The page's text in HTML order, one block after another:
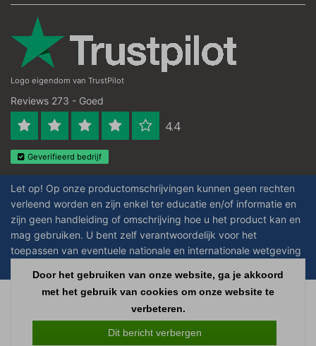
Logo eigendom van TrustPilot
Reviews 273 - Goed
4.4
Geverifieerd bedrijf
Let op! Op onze productomschrijvingen kunnen geen rechten
verleend worden en zijn enkel ter educatie en/of informatie en
zijn geen handleiding of omschrijving hoe u het product kan en
mag gebruiken. U bent zelf verantwoordelijk voor het
toepassen van eventuele nationale en internationale wetgeving
Copyright © 2026 - Laboratorium Discounter - All rights reserved - Theme by
Alle bedragen zijn exclusief BTW
Door het gebruiken van onze website, ga je akkoord
met het gebruik van cookies om onze website te
verbeteren.
Dit bericht verbergen